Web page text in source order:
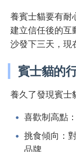
養賓士貓要有耐
建立信任後的互
沙發下三天，現
賓士貓的
養久了發現賓士
喜歡制高點
挑食傾向：
品牌